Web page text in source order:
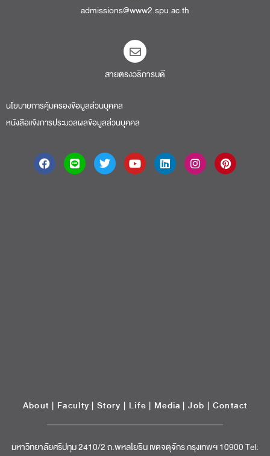
admissions@www2.spu.ac.th
สายตรงอธิการบดี​
นโยบายการคุ้มครองข้อมูลส่วนบุคคล
หนังสือแจ้งการประมวลผลข้อมูลส่วนบุคคล